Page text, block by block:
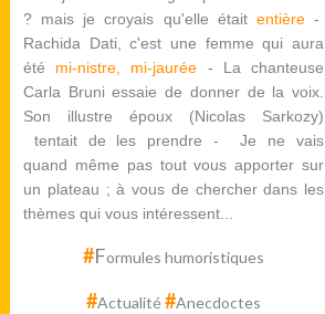
? mais je croyais qu'elle étaitentière-
Rachida Dati , c'est une femme qui aura
été mi-nistre, mi-jaurée -
La chanteuse
Carla Bruni essaie de donner de la voix.
Son illustre époux (Nicolas Sarkozy)
tentait de les prendre - Je ne vais
quand même pas tout vous apporter sur
un plateau ; à vous de chercher dans les
thèmes qui vous intéressent...
#Formules humoristiques
#Actualité#Anecdoctes